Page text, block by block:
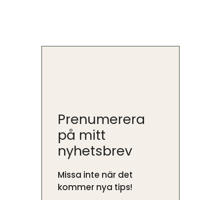
Prenumerera
på mitt
nyhetsbrev
Missa inte när det
kommer nya tips!